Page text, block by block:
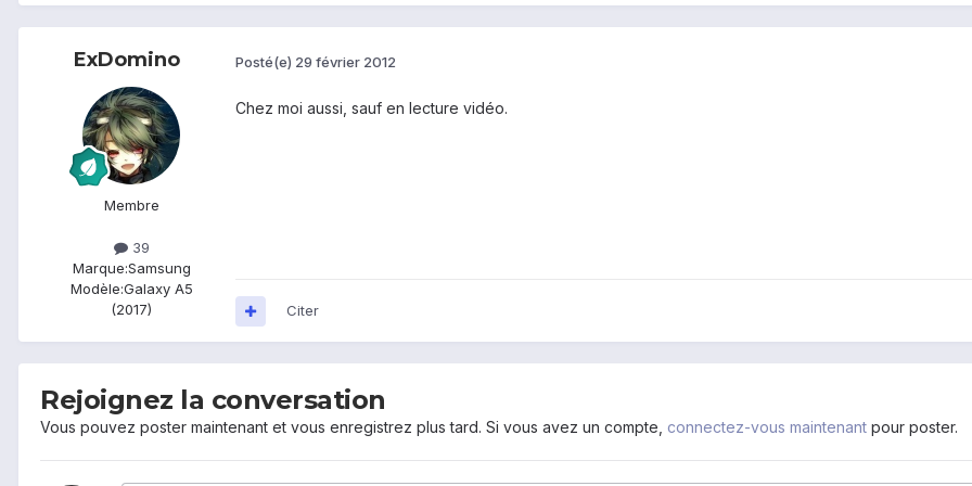
ExDomino
Membre
39
Marque:Samsung
Modèle:Galaxy A5
(2017)
Posté(e) 29 février 2012
Chez moi aussi, sauf en lecture vidéo.
Citer
Rejoignez la conversation
Vous pouvez poster maintenant et vous enregistrez plus tard. Si vous avez un compte, connectez-vous maintenant pour poster.